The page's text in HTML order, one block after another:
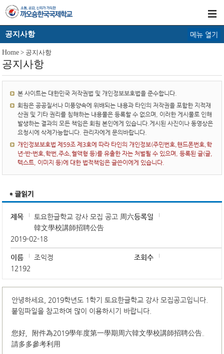
공지사항 메뉴 열기
Home > 공지사항
공지사항
본 사이트는 대한민국 저작권법 및 개인정보보호법을 준수합니다.
회원은 공공질서나 미풍양속에 위배되는 내용과 타인의 저작권을 포함한 지적재
산권 및 기타 권리를 침해하는 내용물은 등록할 수 없으며, 이러한 게시물로 인해
발생하는 결과의 모든 책임은 회원 본인에게 있습니다.게시된 사진이나 동영상은
요청시에 삭제가능합니다. 관리자에게 문의바랍니다.
개인정보보호법 제59조 제3호에 따라 타인의 개인정보(주민번호,핸드폰번호,학
년-반-번호,학번,주소,혈액형 등)를 유출한 자는 처벌될 수 있으며, 등록된 글(글,
텍스트, 이미지 등)에 대한 법적책임은 글쓴이에게 있습니다.
제목
토요한글학교 강사 모집 공고 周六
韓文學校講師招聘公告
등록일
2019-02-18
이름 조익정
조회수
12192
안녕하세요, 2019학년도 1학기 토요한글학교 강사 모집공고입니다.
붙임파일을 참고하여 많이 이용하시기 바랍니다.
您好，附件為2019學年度第一學期周六韓文學校講師招聘公告。
請多多參考利用